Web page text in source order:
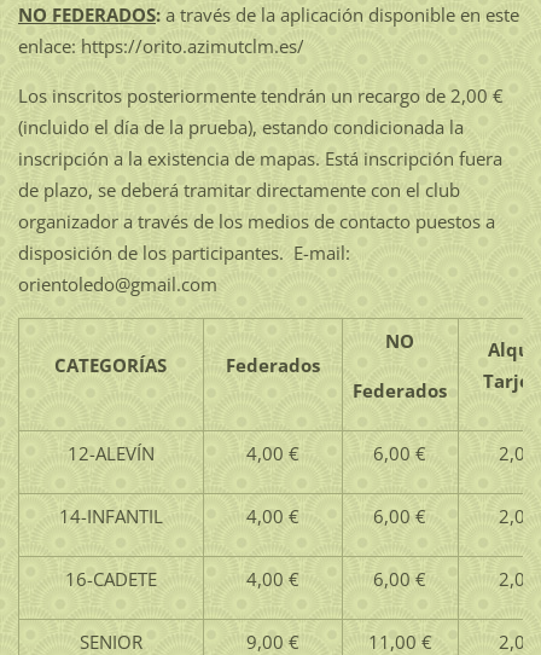
NO FEDERADOS:a través de la aplicación disponible en este
enlace: https://orito.azimutclm.es/
Los inscritos posteriormente tendrán un recargo de 2,00 €
(incluido el día de la prueba), estando condicionada la
inscripción a la existencia de mapas. Está inscripción fuera
de plazo, se deberá tramitar directamente con el club
organizador a través de los medios de contacto puestos a
disposición de los participantes. E-mail:
orientoledo@gmail.com
CATEGORÍAS Federados
NO
Federados
12-ALEVÍN 4,00 € 6,00 € 2,00
14-INFANTIL 4,00 € 6,00 € 2,00
16-CADETE 4,00 € 6,00 € 2,00
SENIOR 9,00 € 11,00 € 2,00